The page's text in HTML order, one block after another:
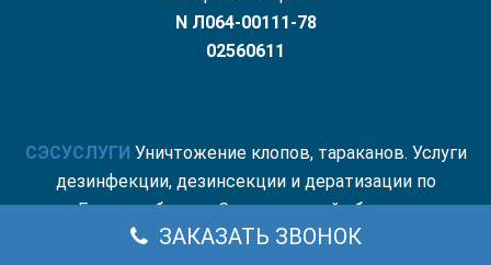
N Л064-00111-78
02560611
СЭСУСЛУГИ Уничтожение клопов, тараканов. Услуги
дезинфекции, дезинсекции и дератизации по
Екатеринбургу и Свердловской области.
ЗАКАЗАТЬ ЗВОНОК